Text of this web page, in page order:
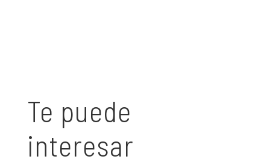
Te puede
interesar